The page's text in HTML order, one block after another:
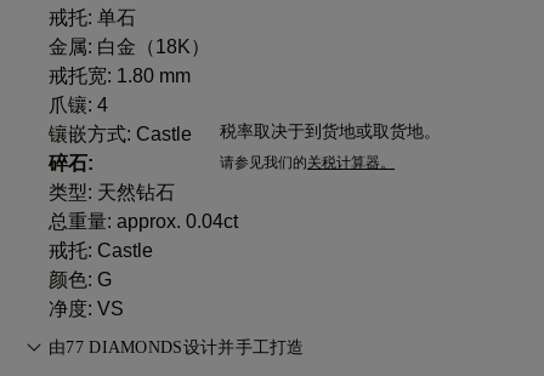
税率取决于到货地或取货地。
请参见我们的关税计算器。
戒托: 单石
金属: 白金（18K）
戒托宽: 1.80 mm
爪镶: 4
镶嵌方式: Castle
碎石:
类型: 天然钻石
总重量: approx. 0.04ct
戒托: Castle
颜色: G
净度: VS
由77 DIAMONDS设计并手工打造